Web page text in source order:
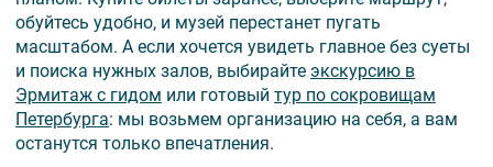
обуйтесь удобно, и музей перестанет пугать
масштабом. А если хочется увидеть главное без суеты
и поиска нужных залов, выбирайте экскурсию в
Эрмитаж с гидом или готовый тур по сокровищам
Петербурга: мы возьмем организацию на себя, а вам
останутся только впечатления.